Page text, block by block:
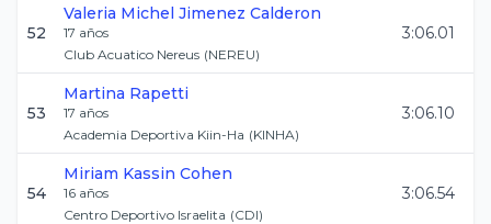
52
Valeria Michel Jimenez Calderon
17 años
Club Acuatico Nereus (NEREU)
3:06.01
53
Martina Rapetti
17 años
Academia Deportiva Kiin-Ha (KINHA)
3:06.10
54
Miriam Kassin Cohen
16 años
Centro Deportivo Israelita (CDI)
3:06.54